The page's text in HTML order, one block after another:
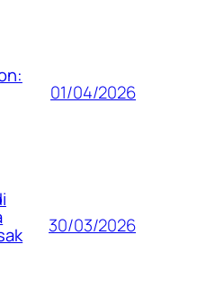
01/04/2026
30/03/2026